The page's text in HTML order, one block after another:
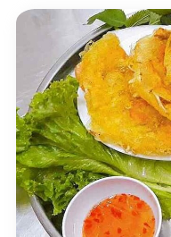
sau sẽ giúp bạn
quán ăn sáng ngon